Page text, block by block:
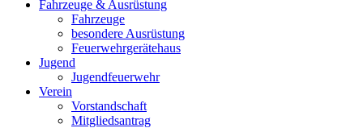
Fahrzeuge & Ausrüstung
Fahrzeuge
besondere Ausrüstung
Feuerwehrgerätehaus
Jugend
Jugendfeuerwehr
Verein
Vorstandschaft
Mitgliedsantrag